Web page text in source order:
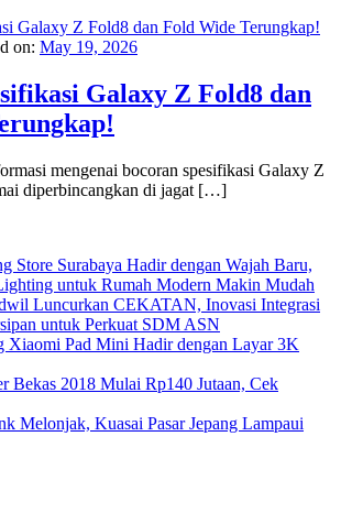
on: May 19, 2026
Galaxy Z Fold8 dan
mengenai bocoran spesifikasi Galaxy Z
diperbincangkan di jagat […]
Store Surabaya Hadir dengan Wajah Baru,
untuk Rumah Modern Makin Mudah
Luncurkan CEKATAN, Inovasi Integrasi
untuk Perkuat SDM ASN
Xiaomi Pad Mini Hadir dengan Layar 3K
Bekas 2018 Mulai Rp140 Jutaan, Cek
Melonjak, Kuasai Pasar Jepang Lampaui